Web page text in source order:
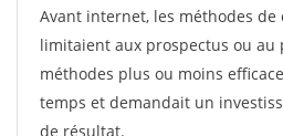
Avant internet, les méthodes de
limitaient aux prospectus ou au
méthodes plus ou moins
temps et demandait un
de résultat.